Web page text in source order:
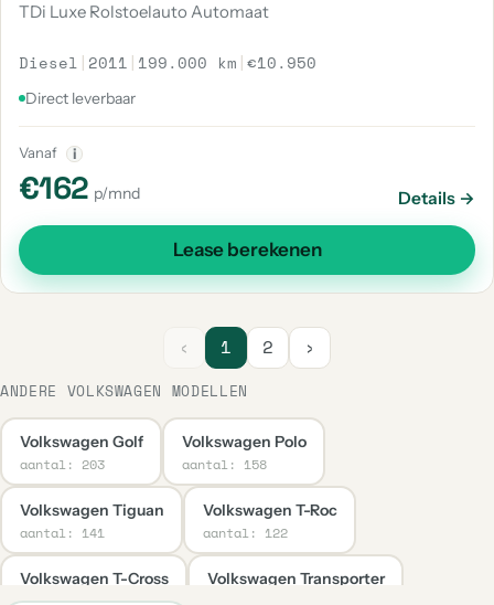
TDi Luxe Rolstoelauto Automaat
Diesel | 2011 | 199.000 km |€10.950
Direct leverbaar
Vanaf i
€162 p/mnd Details →
Lease berekenen
‹ 1 2 ›
ANDERE VOLKSWAGEN MODELLEN
Volkswagen Golf
aantal: 203
Volkswagen Polo
aantal: 158
Volkswagen Tiguan
aantal: 141
Volkswagen T-Roc
aantal: 122
Volkswagen T-Cross
aantal: 67
Volkswagen Transporter